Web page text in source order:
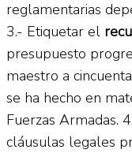
reglamentarias
3.- Etiquetar el
presupuesto
maestro a
se ha hecho en
Fuerzas Armadas.
cláusulas legales